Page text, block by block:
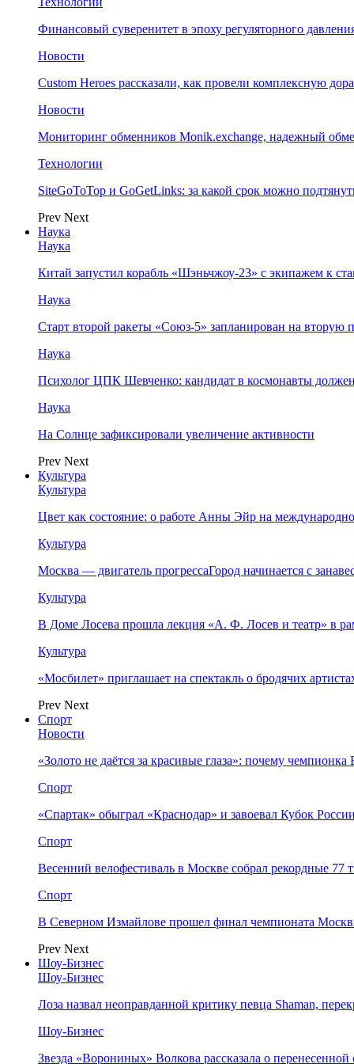
Финансовый суверенитет в эпоху регуляторного
Новости
Custom Heroes рассказали, как провели комплексную
Новости
Мониторинг обменников Monik.exchange, надежный
Технологии
SiteGoToTop и GoGetLinks: за какой срок можно
Prev Next
Наука
Наука
Китай запустил корабль «Шэньчжоу-23» с экипажем к
Наука
Старт второй ракеты «Союз-5» запланирован на вторую
Наука
Психолог ЦПК Шевченко: кандидат в космонавты
Наука
На Солнце зафиксировали увеличение активности
Prev Next
Культура
Культура
Цвет как состояние: о работе Анны Эйр на
Культура
Москва — двигатель прогрессаГород начинается с
Культура
В Доме Лосева прошла лекция «А. Ф. Лосев и театр» в
Культура
«Мосбилет» приглашает на спектакль о бродячих
Prev Next
Спорт
Новости
«Золото не даётся за красивые глаза»: почему
Спорт
«Спартак» обыграл «Краснодар» и завоевал Кубок
Спорт
Весенний велофестиваль в Москве собрал рекордные 77
Спорт
В Северном Измайлове прошел финал чемпионата
Prev Next
Шоу-Бизнес
Шоу-Бизнес
Лоза назвал неоправданной критику певца Shaman,
Шоу-Бизнес
Звезда «Ворониных» Волкова рассказала о